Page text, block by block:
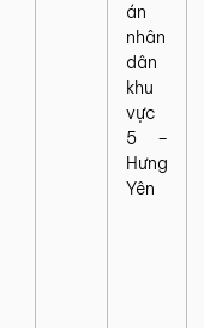
án
nhân
dân
khu
vực
5 –
Hưng
Yên